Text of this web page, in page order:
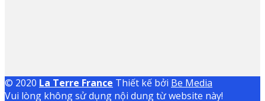
© 2020 La Terre France Thiết kế bởi Be Media
Vui lòng không sử dụng nội dung từ website này!